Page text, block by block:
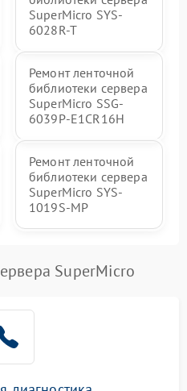
SuperMicro SYS-
6028R-T
Ремонт ленточной
библиотеки сервера
SuperMicro SSG-
6039P-E1CR16H
Ремонт ленточной
библиотеки сервера
SuperMicro SYS-
1019S-MP
SuperMicro